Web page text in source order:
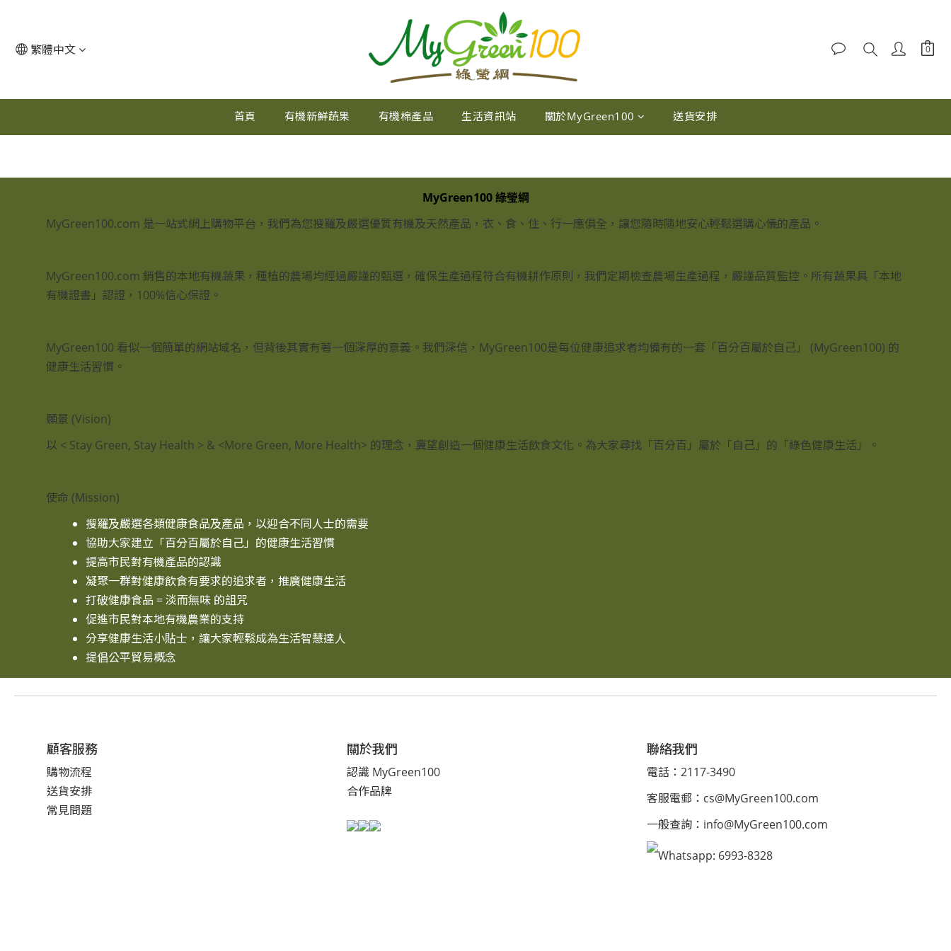
繁體中文
首頁 有機新鮮蔬果 有機棉產品 生活資訊站 關於MyGreen100 送貨安排
MyGreen100 綠瑩綱
MyGreen100.com 是一站式網上購物平台，我們為您搜羅及嚴選優質有機及天然產品，衣、食、住、行一應俱全，讓您隨時隨地安心輕鬆選購心儀的產品。
MyGreen100.com 銷售的本地有機蔬果，種植的農場均經過嚴謹的甄選，確保生產過程符合有機耕作原則，我們定期檢查農場生產過程，嚴謹品質監控。所有蔬果具「本地
有機證書」認證，100%信心保證。
MyGreen100 看似一個簡單的網站域名，但背後其實有著一個深厚的意義。我們深信，MyGreen100是每位健康追求者均備有的一套「百分百屬於自己」 (MyGreen100) 的
健康生活習慣。
願景 (Vision)
以 < Stay Green, Stay Health > & <More Green, More Health> 的理念，冀望創造一個健康生活飲食文化。為大家尋找「百分百」屬於「自己」的「綠色健康生活」。
使命 (Mission)
搜羅及嚴選各類健康食品及產品，以迎合不同人士的需要
協助大家建立「百分百屬於自己」的健康生活習慣
提高市民對有機產品的認識
凝聚一群對健康飲食有要求的追求者，推廣健康生活
打破健康食品 = 淡而無味 的詛咒
促進市民對本地有機農業的支持
分享健康生活小貼士，讓大家輕鬆成為生活智慧達人
提倡公平貿易概念
顧客服務
購物流程
送貨安排
常見問題
關於我們
認識 MyGreen100
合作品牌
聯絡我們
電話：2117-3490
客服電郵： cs@MyGreen100.com
一般查詢： info@MyGreen100.com
Whatsapp: 6993-8328